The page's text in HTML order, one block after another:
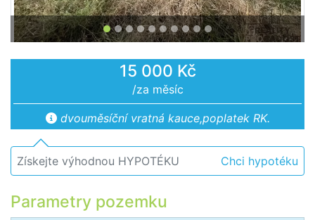
15 000 Kč
/za měsíc
dvouměsíční vratná kauce,poplatek RK.
Získejte výhodnou HYPOTÉKU Chci hypotéku
Parametry pozemku